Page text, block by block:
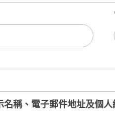
名稱、電子郵件地址及個